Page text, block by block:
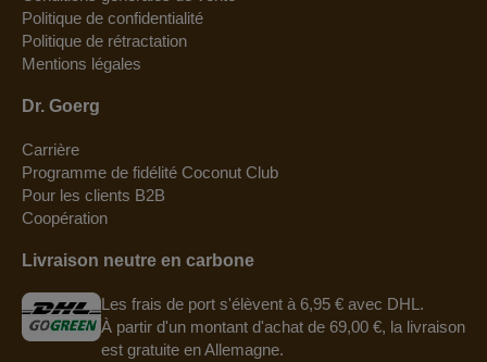
Politique de confidentialité
Politique de rétractation
Mentions légales
Dr. Goerg
Carrière
Programme de fidélité Coconut Club
Pour les clients B2B
Coopération
Livraison neutre en carbone
Les frais de port s'élèvent à 6,95 € avec DHL.
À partir d'un montant d'achat de 69,00 €, la livraison
est gratuite en Allemagne.